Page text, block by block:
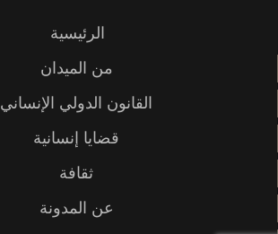
الرئيسية
من الميدان
القانون الدولي الإنساني
قضايا إنسانية
ثقافة
عن المدونة